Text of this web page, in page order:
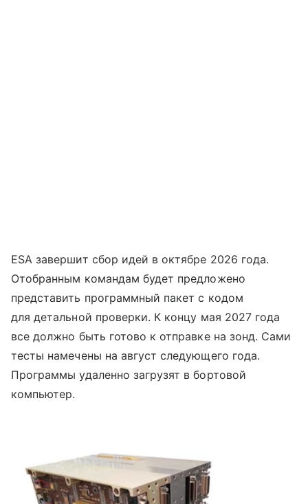
ESA завершит сбор идей в октябре 2026 года.
Отобранным командам будет предложено
представить программный пакет с кодом
для детальной проверки. К концу мая 2027 года
все должно быть готово к отправке на зонд. Сами
тесты намечены на август следующего года.
Программы удаленно загрузят в бортовой
компьютер.